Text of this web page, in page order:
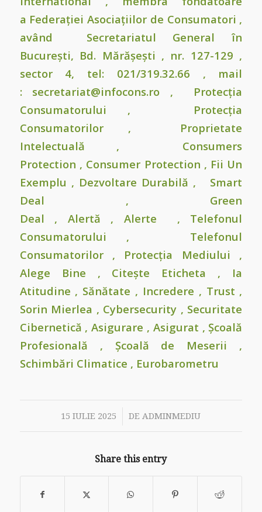
a Federației Asociațiilor de Consumatori ,
având Secretariatul General în
București, Bd. Mărășești , nr. 127-129 ,
sector 4, tel: 021/319.32.66 , mail
: secretariat@infocons.ro , Protecția
Consumatorului , Protecția
Consumatorilor, Proprietate
Intelectuală , Consumers
Protection , Consumer Protection , Fii Un
Exemplu , Dezvoltare Durabilă , Smart
Deal , Green
Deal , Alertă , Alerte , Telefonul
Consumatorului , Telefonul
Consumatorilor, Protecția Mediului ,
Alege Bine , Citește Eticheta , Ia
Atitudine , Sănătate , Incredere , Trust ,
Sorin Mierlea , Cybersecurity , Securitate
Cibernetică , Asigurare , Asigurat , Școală
Profesională , Școală de Meserii ,
Schimbări Climatice , Eurobarometru
15 IULIE 2025
/ DEADMINMEDIU
Share this entry